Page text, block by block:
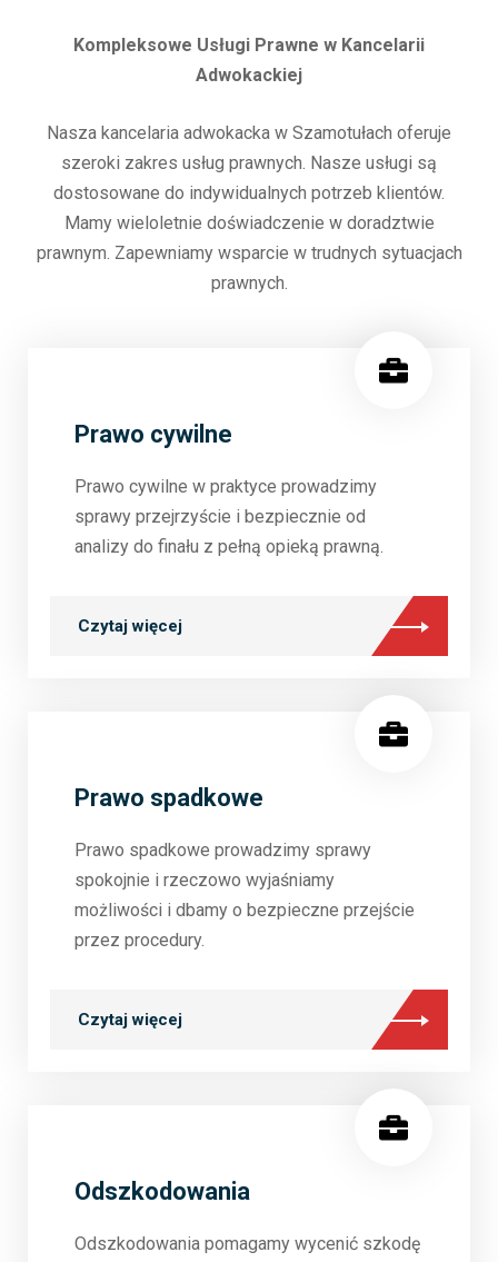
Kompleksowe Usługi Prawne w Kancelarii
Adwokackiej
Nasza kancelaria adwokacka w Szamotułach oferuje
szeroki zakres usług prawnych. Nasze usługi są
dostosowane do indywidualnych potrzeb klientów.
Mamy wieloletnie doświadczenie w doradztwie
prawnym. Zapewniamy wsparcie w trudnych sytuacjach
prawnych.
Prawo cywilne
Prawo cywilne w praktyce prowadzimy
sprawy przejrzyście i bezpiecznie od
analizy do finału z pełną opieką prawną.
Czytaj więcej
Prawo spadkowe
Prawo spadkowe prowadzimy sprawy
spokojnie i rzeczowo wyjaśniamy
możliwości i dbamy o bezpieczne przejście
przez procedury.
Czytaj więcej
Odszkodowania
Odszkodowania pomagamy wycenić szkodę